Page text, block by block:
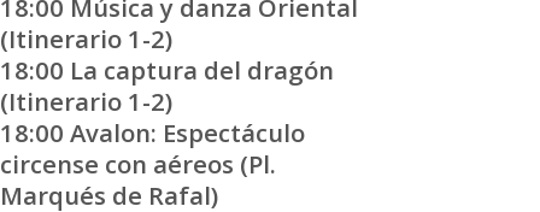
18:00 Música y danza Oriental
(Itinerario 1-2)
18:00 La captura del dragón
(Itinerario 1-2)
18:00 Avalon: Espectáculo
circense con aéreos (Pl.
Marqués de Rafal)